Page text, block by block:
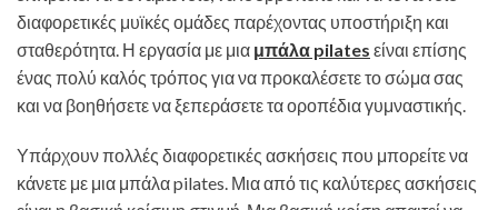
διαφορετικές μυϊκές ομάδες παρέχοντας υποστήριξη και
σταθερότητα. Η εργασία με μια μπάλα pilates είναι επίσης
ένας πολύ καλός τρόπος για να προκαλέσετε το σώμα σας
και να βοηθήσετε να ξεπεράσετε τα οροπέδια γυμναστικής.
Υπάρχουν πολλές διαφορετικές ασκήσεις που μπορείτε να
κάνετε με μια μπάλα pilates. Μια από τις καλύτερες ασκήσεις